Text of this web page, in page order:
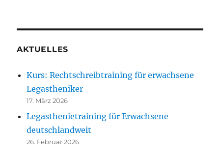
AKTUELLES
Kurs: Rechtschreibtraining für erwachsene
Legastheniker
17. März 2026
Legasthenietraining für Erwachsene
deutschlandweit
26. Februar 2026